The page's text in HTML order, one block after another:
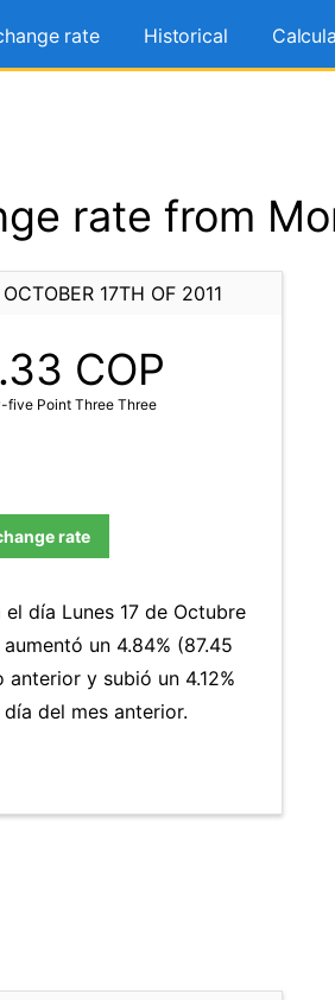
rate Historical
rate from
17TH OF 2011
COP
five Point Three Three
rate
día Lunes 17 de Octubre
aumentó un 4.84% (87.45
y subió un 4.12%
del mes anterior.